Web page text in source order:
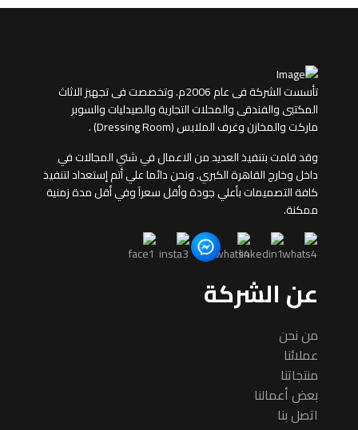
تأسست الشركة فى عام 2006م. وتخصصت فى تجهيز الاثاث
المكتبى والفندقى والمحلات التجارية والصيدليات والسوبر
ماركت والمخازن وغرف الملابس (Dressing Room) .
وقد قامت بتنفيذ العديد من الاعمال في شتي المجالات في
داخل وخارج القاهرة الكبري. ونحن دائما علي أتم إستعداد لتنفيذ
كافة التصميمات بأعلي جودة وأقل سعرآ وفي أقل مدة زمنية
ممكنة.
عن الشركة
من نحن
عملائنا
منتجاتنا
بعض أعمالنا
اتصل بنا